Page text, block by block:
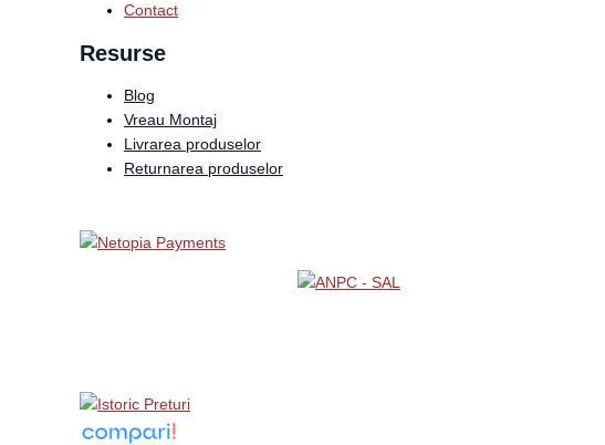
Contact
Resurse
Blog
Vreau Montaj
Livrarea produselor
Returnarea produselor